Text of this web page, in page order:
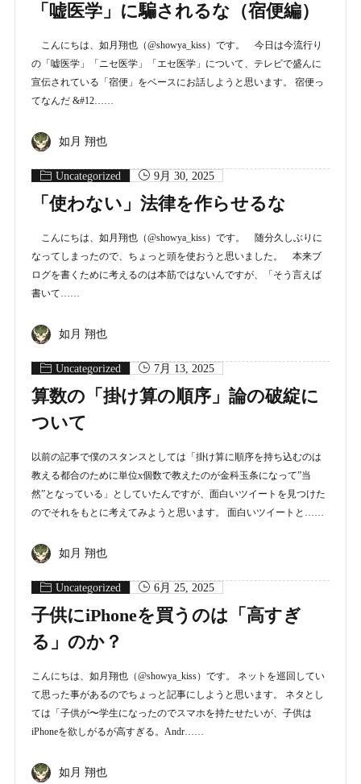
「嘘医学」に騙されるな（宿便編）
こんにちは、如月翔也（@showya_kiss）です。 今日は今流行り
の「嘘医学」「ニセ医学」「エセ医学」について、テレビで盛んに
宣伝されている「宿便」をベースにお話しようと思います。 宿便っ
てなんだ &#12……
如月 翔也
Uncategorized 9月 30, 2025
「使わない」法律を作らせるな
こんにちは、如月翔也（@showya_kiss）です。 随分久しぶりに
なってしまったので、ちょっと頭を使おうと思いました。 本来ブ
ログを書くために考えるのは本筋ではないんですが、「そう言えば
書いて……
如月 翔也
Uncategorized 7月 13, 2025
算数の「掛け算の順序」論の破綻に
ついて
以前の記事で僕のスタンスとしては「掛け算に順序を持ち込むのは
教える都合のために単位x個数で教えたのが金科玉条になって”当
然”となっている」としていたんですが、面白いツイートを見つけた
のでそれをもとに考えてみようと思います。 面白いツイートと……
如月 翔也
Uncategorized 6月 25, 2025
子供にiPhoneを買うのは「高すぎ
る」のか？
こんにちは、如月翔也（@showya_kiss）です。 ネットを巡回してい
て思った事があるのでちょっと記事にしようと思います。 ネタとし
ては「子供が〜学生になったのでスマホを持たせたいが、子供は
iPhoneを欲しがるが高すぎる。Andr……
如月 翔也